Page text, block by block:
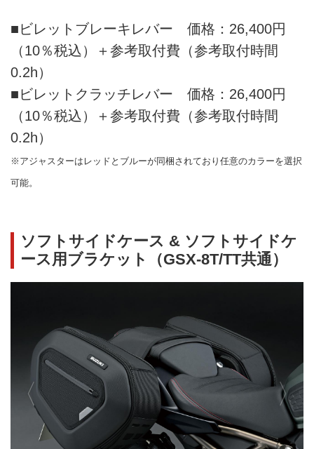
■ビレットブレーキレバー 価格：26,400円
（10％税込）＋参考取付費（参考取付時間
0.2h）
■ビレットクラッチレバー 価格：26,400円
（10％税込）＋参考取付費（参考取付時間
0.2h）
※アジャスターはレッドとブルーが同梱されており任意のカラーを選択
可能。
ソフトサイドケース & ソフトサイドケ
ース用ブラケット（GSX-8T/TT共通）